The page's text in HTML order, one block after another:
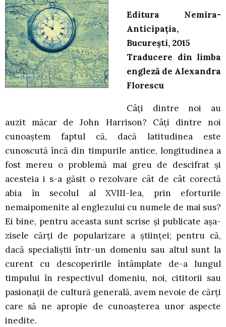
Editura Nemira-
Anticipația,
București, 2015
Traducere din limba
engleză de Alexandra
Florescu
Câți dintre noi au
auzit măcar de John Harrison? Câți dintre noi
cunoaștem faptul că, dacă latitudinea este
cunoscută încă din timpurile antice, longitudinea a
fost mereu o problemă mai greu de descifrat și
acesteia i s-a găsit o rezolvare cât de cât corectă
abia în secolul al XVIII-lea, prin eforturile
nemaipomenite al englezului cu numele de mai sus?
Ei bine, pentru aceasta sunt scrise și publicate așa-
zisele cărți de popularizare a științei; pentru că,
dacă specialiștii într-un domeniu sau altul sunt la
curent cu descoperirile întâmplate de-a lungul
timpului în respectivul domeniu, noi, cititorii sau
pasionații de cultură generală, avem nevoie de cărți
care să ne apropie de cunoașterea unor aspecte
inedite.